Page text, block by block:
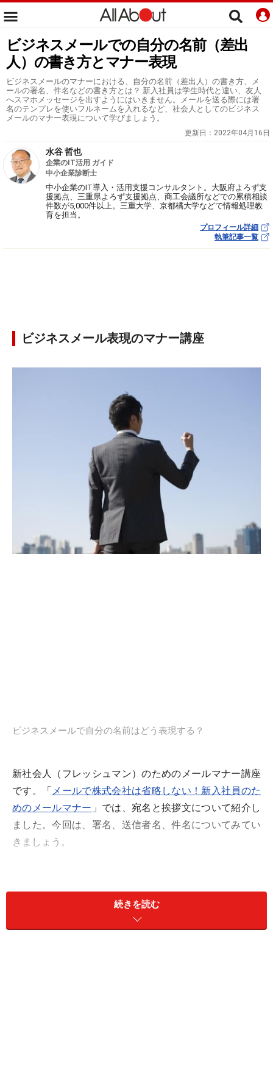
ビジネスメールでの自分の名前（差出
人）の書き方とマナー表現
ビジネスメールのマナーにおける、自分の名前（差出人）の書き方、メ
ールの署名、件名などの書き方とは？ 新入社員は学生時代と違い、友人
へスマホメッセージを出すようにはいきません。メールを送る際には署
名のテンプレを使いフルネームを入れるなど、社会人としてのビジネス
メールのマナー表現について学びましょう。
更新日： 2022年04月16日
水谷 哲也
企業のIT活用 ガイド
中小企業診断士
中小企業のIT導入・活用支援コンサルタント。大阪府よろず支
援拠点、三重県よろず支援拠点、商工会議所などでの累積相談
件数が5,000件以上。三重大学、京都橘大学などで情報処理教
育を担当。
プロフィール詳細
執筆記事一覧
ビジネスメール表現のマナー講座
ビジネスメールで自分の名前はどう表現する？
新社会人（フレッシュマン）のためのメールマナー講座
です。「メールで株式会社は省略しない！新入社員のた
めのメールマナー 」では、宛名と挨拶文について紹介し
ました。今回は、署名、送信者名、件名についてみてい
きましょう。
マナー 目次＞
ビジネスメールには署名をつけるのが基本
続きを読む